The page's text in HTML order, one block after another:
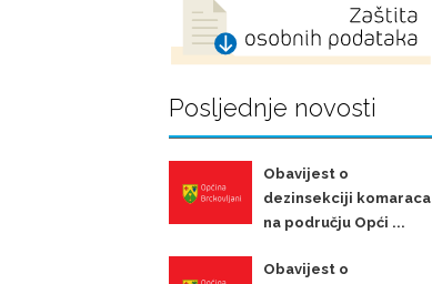
Posljednje novosti
Obavijest o
dezinsekciji komaraca
na području Opći ...
Obavijest o